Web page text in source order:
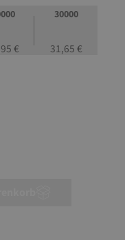
€
30000
31,65 €
Wert